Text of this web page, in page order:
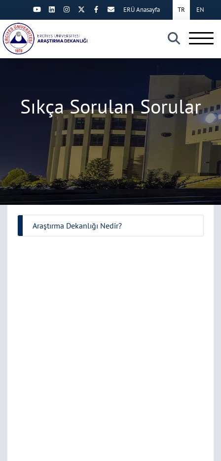
×
TR EN
ERÜ Anasayfa
Sıkça Sorulan Sorular
Araştırma Dekanlığı Nedir?